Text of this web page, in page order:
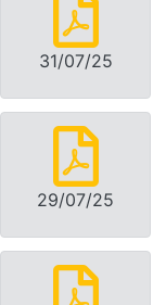
31/07/25
29/07/25